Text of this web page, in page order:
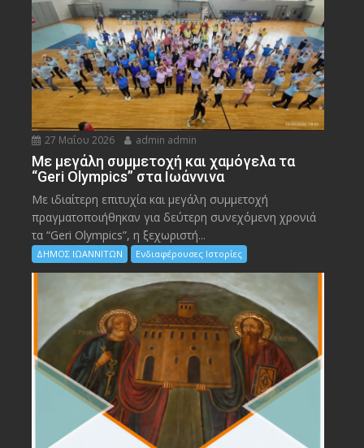
27 Μαΐου 2026 admin admin
Με μεγάλη συμμετοχή και χαμόγελα τα
“Geri Olympics” στα Ιωάννινα
Με ιδιαίτερη επιτυχία και μεγάλη συμμετοχή
πραγματοποιήθηκαν για δεύτερη συνεχόμενη χρονιά
τα “Geri Olympics”, η ξεχωριστή...
ΔΗΜΟΣ ΙΩΑΝΝΙΤΩΝ Ενδιαφέρουσες Ιστορίες